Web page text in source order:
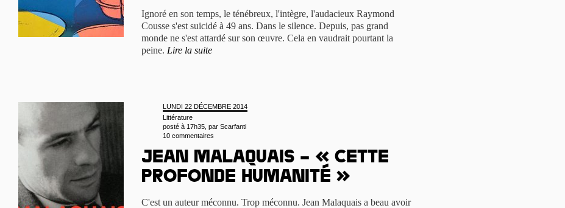
Ignoré en son temps, le ténébreux, l'intègre, l'audacieux Raymond
Cousse s'est suicidé à 49 ans. Dans le silence. Depuis, pas grand
monde ne s'est attardé sur son œuvre. Cela en vaudrait pourtant la
peine. Lire la suite
LUNDI 22 DÉCEMBRE 2014
Littérature
posté à 17h35, par Scarfanti
10 commentaires
Jean Malaquais – « Cette
profonde humanité »
C'est un auteur méconnu. Trop méconnu. Jean Malaquais a beau avoir